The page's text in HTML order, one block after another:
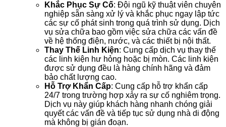
Khắc Phục Sự Cố: Đội ngũ kỹ thuật viên chuyên
nghiệp sẵn sàng xử lý và khắc phục ngay lập tức
các sự cố phát sinh trong quá trình sử dụng. Dịch
vụ sửa chữa bao gồm việc sửa chữa các vấn đề
về hệ thống điện, nước, và các thiết bị nội thất.
Thay Thế Linh Kiện: Cung cấp dịch vụ thay thế
các linh kiện hư hỏng hoặc bị mòn. Các linh kiện
được sử dụng đều là hàng chính hãng và đảm
bảo chất lượng cao.
Hỗ Trợ Khẩn Cấp: Cung cấp hỗ trợ khẩn cấp
24/7 trong trường hợp xảy ra sự cố nghiêm trọng.
Dịch vụ này giúp khách hàng nhanh chóng giải
quyết các vấn đề và tiếp tục sử dụng nhà di động
mà không bị gián đoạn.